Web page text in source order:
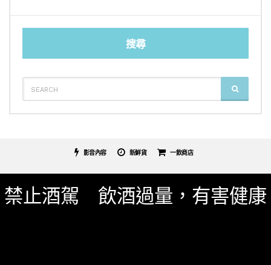
搜尋
SEARCH
FOR:
SEARCH
影音內容 新鮮貨 一飲商店
關於我們 服務條款
禁止酒駕 飲酒過量，有害健康